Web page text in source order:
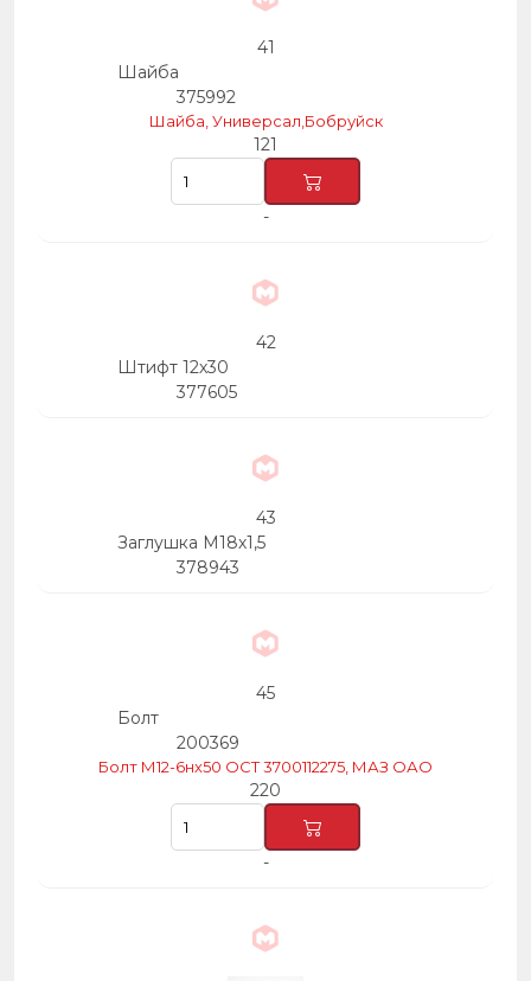
41
Шайба
375992
Шайба, Универсал,Бобруйск
121
-
42
Штифт 12х30
377605
43
Заглушка М18х1,5
378943
45
Болт
200369
Болт М12-6нх50 ОСТ 3700112275, МАЗ ОАО
220
-